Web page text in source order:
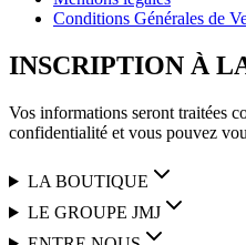
Conditions Générales de
INSCRIPTION À
Vos informations seront traitées
confidentialité et vous pouvez
LA BOUTIQUE
LE GROUPE JMJ